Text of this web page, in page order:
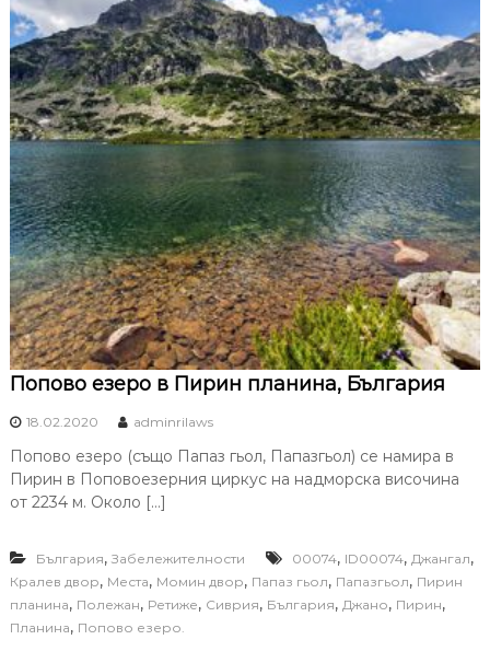
Попово езеро в Пирин планина, България
18.02.2020 adminrilaws
Попово езеро (също Папаз гьол, Папазгьол) се намира в
Пирин в Поповоезерния циркус на надморска височина
от 2234 м. Около […]
България, Забележителности 00074, ID00074, Джангал,
Кралев двор, Места, Момин двор, Папаз гьол, Папазгьол, Пирин
планина, Полежан, Ретиже, Сиврия, България, Джано, Пирин,
Планина, Попово езеро.